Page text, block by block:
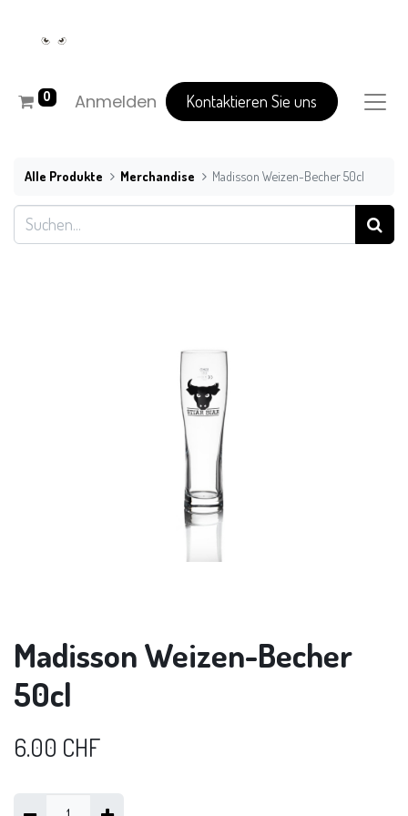
0 Anmelden Kontaktieren Sie uns
Alle Produkte Merchandise Madisson Weizen-Becher 50cl
Madisson Weizen-Becher
50cl
6.00 CHF